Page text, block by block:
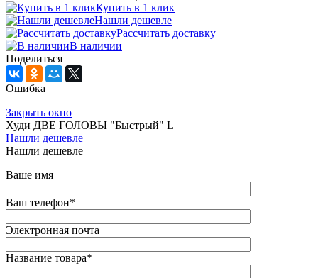
Купить в 1 клик
Нашли дешевле
Рассчитать доставку
В наличии
Поделиться
Ошибка
Закрыть окно
Худи ДВЕ ГОЛОВЫ "Быстрый" L
Нашли дешевле
Нашли дешевле
Ваше имя
Ваш телефон*
Электронная почта
Название товара*